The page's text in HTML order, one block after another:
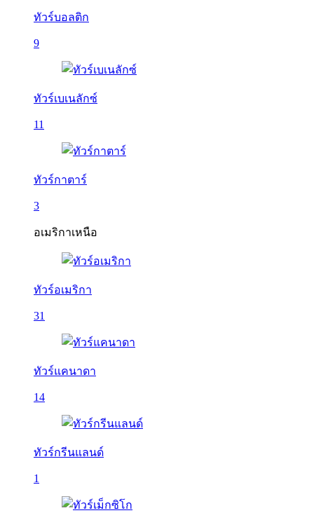
ทัวร์บอลติก
9
ทัวร์เบเนลักซ์
11
ทัวร์กาตาร์
3
อเมริกาเหนือ
ทัวร์อเมริกา
31
ทัวร์แคนาดา
14
ทัวร์กรีนแลนด์
1